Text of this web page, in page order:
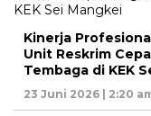
Kinerja
Unit Reskrim
Tembaga di KEK
23 Juni 2026 | 2:20